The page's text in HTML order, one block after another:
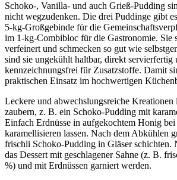
Schoko-, Vanilla- und auch Grieß-Pudding
nicht wegzudenken. Die drei Puddinge gibt
5-kg-Großgebinde für die
im 1-kg-Combibloc für die Gastronomie. Sie
verfeinert und schmecken so gut wie
sind sie ungekühlt haltbar, direkt servierfertig
kennzeichnungsfrei für Zusatzstoffe. Damit
praktischen Einsatz im hochwertigen
Leckere und abwechslungsreiche Kreationen
zaubern, z. B. ein Schoko-Pudding mit
Einfach Erdnüsse in aufgekochtem Honig
karamellisieren lassen. Nach dem Abkühlen
frischli Schoko-Pudding in Gläser schichten.
das Dessert mit geschlagener Sahne (z. B.
%) und mit Erdnüssen garniert werden.